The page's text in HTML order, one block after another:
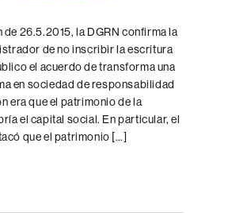
de 26.5.2015, la DGRN confirma la
de no inscribir la escritura
el acuerdo de transforma una
en sociedad de responsabilidad
era que el patrimonio de la
el capital social. En particular, el
que el patrimonio […]